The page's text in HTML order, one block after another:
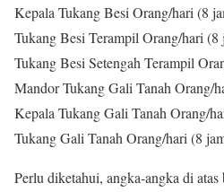
Kepala Tukang Besi Orang/hari (8
Tukang Besi Terampil Orang/hari
Tukang Besi Setengah Terampil
Mandor Tukang Gali Tanah Orang/
Kepala Tukang Gali Tanah Orang/
Tukang Gali Tanah Orang/hari (8
Perlu diketahui, angka-angka di atas